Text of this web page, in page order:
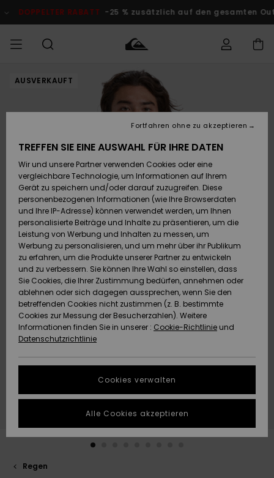
Produktinformation
DOPPELTER RABATT -25 % zusätzlich auf den gesamten
MÄNNER Kleidung
Accessoires
Schuhe&
Flip-Flops
Surf
Snow
Brandneu
Highlights
Kleidung
Accessoires
Schuhe&
Flip-Flops
Surf
Snow
Brandneu
Highlights
FRAUEN
Shop
Brandneu
Highlights
Snow
SURF
Surf Shop
Kinder
Highlights
Community
SNOW
Snow Shop
Snow Shop
Kinder
Snow Shop
Damen
Highlights
Community
DOPPELTER
RABATT
Outlet
KINDER
Outlet
Frauen
HILFE & KONTAKT
Auf meine
Bestellung
zugreifen
Retouren
Bezahlung
Geschenkkarte
Quiksilver
Freedom
Datenschutz
Starten Sie eine
um die
schnellste
Antwort auf Ihre
NACHHALTIGKEIT
SHOPS
QUIKSILVER APP
WUNSCHLISTE
AUSVERKAUFT
Regen
TREFFEN SIE EINE AUSWAHL FÜR IHRE DATEN
Wir und unsere Partner verwenden Cookies oder eine
vergleichbare Technologie, um Informationen auf Ihrem
Gerät zu speichern und/oder darauf zuzugreifen. Diese
personenbezogenen Informationen (wie Ihre Browserdaten
und Ihre IP-Adresse) können verwendet werden, um Ihnen
personalisierte Beiträge und Inhalte zu präsentieren, um die
Leistung von Werbung und Inhalten zu messen, um
Werbung zu personalisieren, und um mehr über ihr Publikum
zu erfahren, um die Produkte unserer Partner zu entwickeln
und zu verbessern. Sie können Ihre Wahl so einstellen, dass
Sie Cookies, die Ihrer Zustimmung bedürfen, annehmen oder
ablehnen oder sich dagegen aussprechen, wenn Sie den
betreffenden Cookies nicht zustimmen (z. B. bestimmte
Cookies zur Messung der Besucherzahlen). Weitere
Informationen finden Sie in unserer : Cookie-Richtlinie und
Datenschutzrichtlinie
Cookies verwalten
Fortfahren ohne zu akzeptieren
Alle Cookies akzeptieren